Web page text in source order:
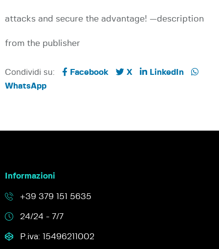
attacks and secure the advantage! —description
from the publisher
Condividi su: Facebook X
LinkedIn
WhatsApp
Informazioni
+39 379 151 5635
24/24 - 7/7
P.iva: 15496211002